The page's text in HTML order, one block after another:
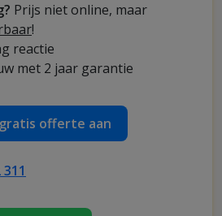
Prijs niet online, maar
!
reactie
met 2 jaar garantie
offerte aan